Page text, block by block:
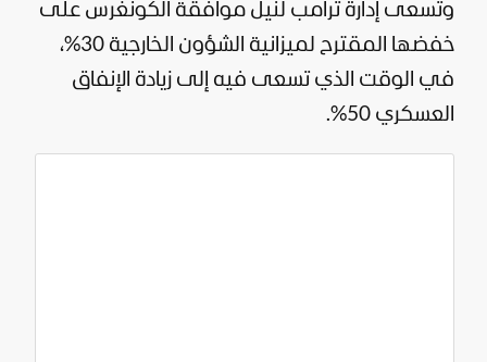
وتسعى إدارة ترامب لنيل موافقة الكونغرس على
خفضها المقترح لميزانية الشؤون الخارجية 30%،
في الوقت الذي تسعى فيه إلى زيادة الإنفاق
العسكري 50%.